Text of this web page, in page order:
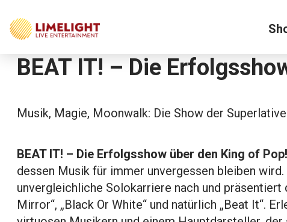
BEAT IT! – Die
Musik, Magie, Moonwalk: Die Show der
BEAT IT! – Die Erfolgsshow über den King of Pop!
dessen Musik für immer unvergessen bleiben
unvergleichliche Solokarriere nach und präsentiert
Mirror“, „Black Or White“ und natürlich „Beat It“.